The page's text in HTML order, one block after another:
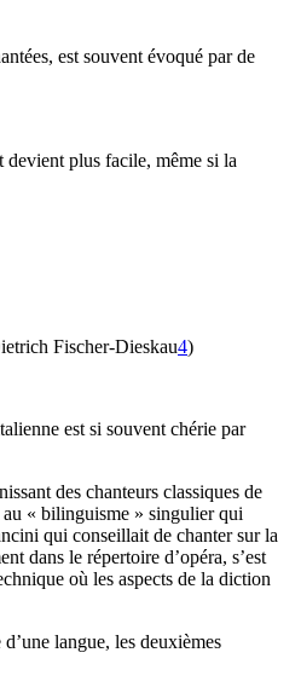
est souvent évoqué par de
devient plus facile, même si la
Fischer-Dieskau4)
est si souvent chérie par
des chanteurs classiques de
au « bilinguisme » singulier qui
qui conseillait de chanter sur la
dans le répertoire d’opéra, s’est
où les aspects de la diction
langue, les deuxièmes